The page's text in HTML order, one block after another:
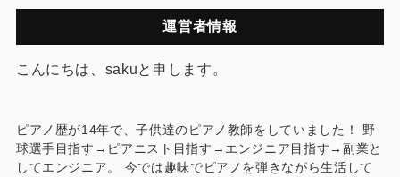
運営者情報
こんにちは、sakuと申します。
ピアノ歴が14年で、子供達のピアノ教師をしていました！ 野
球選手目指す→ピアニスト目指す→エンジニア目指す→副業と
してエンジニア。 今では趣味でピアノを弾きながら生活して